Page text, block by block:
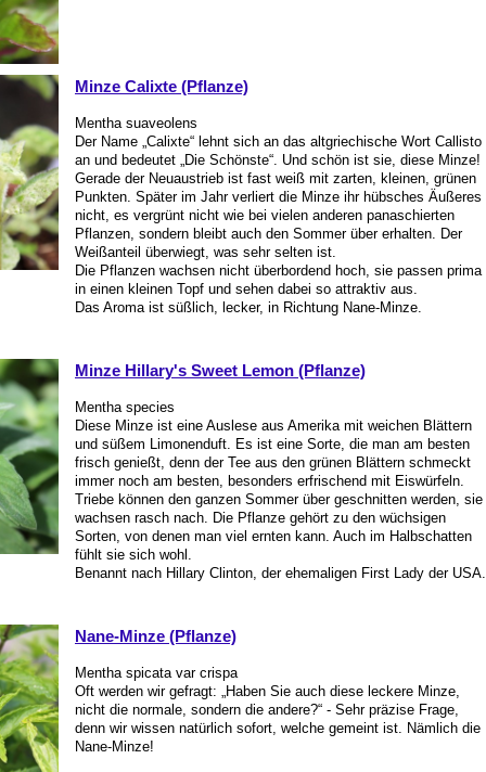
Minze Calixte (Pflanze)
Mentha suaveolens
Der Name „Calixte“ lehnt sich an das altgriechische Wort Callisto
an und bedeutet „Die Schönste“. Und schön ist sie, diese Minze!
Gerade der Neuaustrieb ist fast weiß mit zarten, kleinen, grünen
Punkten. Später im Jahr verliert die Minze ihr hübsches Äußeres
nicht, es vergrünt nicht wie bei vielen anderen panaschierten
Pflanzen, sondern bleibt auch den Sommer über erhalten. Der
Weißanteil überwiegt, was sehr selten ist.
Die Pflanzen wachsen nicht überbordend hoch, sie passen prima
in einen kleinen Topf und sehen dabei so attraktiv aus.
Das Aroma ist süßlich, lecker, in Richtung Nane-Minze.
Minze Hillary's Sweet Lemon (Pflanze)
Mentha species
Diese Minze ist eine Auslese aus Amerika mit weichen Blättern
und süßem Limonenduft. Es ist eine Sorte, die man am besten
frisch genießt, denn der Tee aus den grünen Blättern schmeckt
immer noch am besten, besonders erfrischend mit Eiswürfeln.
Triebe können den ganzen Sommer über geschnitten werden, sie
wachsen rasch nach. Die Pflanze gehört zu den wüchsigen
Sorten, von denen man viel ernten kann. Auch im Halbschatten
fühlt sie sich wohl.
Benannt nach Hillary Clinton, der ehemaligen First Lady der USA.
Nane-Minze (Pflanze)
Mentha spicata var crispa
Oft werden wir gefragt: „Haben Sie auch diese leckere Minze,
nicht die normale, sondern die andere?“ - Sehr präzise Frage,
denn wir wissen natürlich sofort, welche gemeint ist. Nämlich die
Nane-Minze!